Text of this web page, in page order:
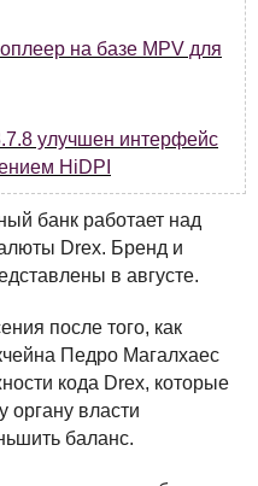
на базе MPV для
улучшен интерфейс
HiDPI
банк работает над
Drex. Бренд и
в августе.
после того, как
Педро Магалхаес
кода Drex, которые
органу власти
баланс.